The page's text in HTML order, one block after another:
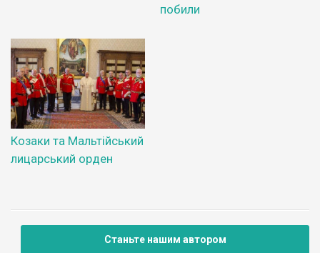
побили
Козаки та Мальтійський
лицарський орден
Станьте нашим автором